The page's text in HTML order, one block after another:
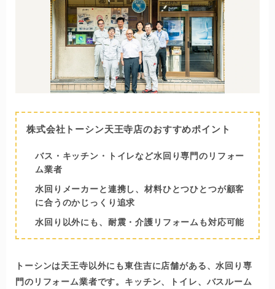
株式会社トーシン天王寺店のおすすめポイント
バス・キッチン・トイレなど水回り専門のリフォー
ム業者
水回りメーカーと連携し、材料ひとつひとつが顧客
に合うのかじっくり追求
水回り以外にも、耐震・介護リフォームも対応可能
トーシンは天王寺以外にも東住吉に店舗がある、水回り専
門のリフォーム業者です。キッチン、トイレ、バスルーム